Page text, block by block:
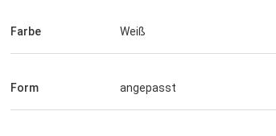
Farbe Weiß
Form angepasst